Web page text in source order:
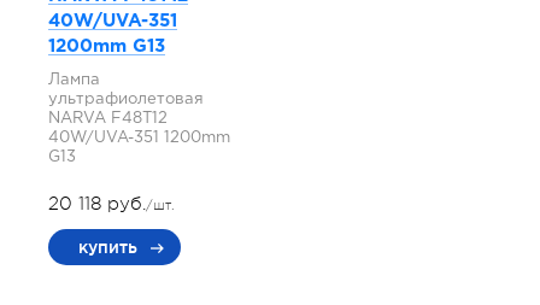
40W/UVA-351
1200mm G13
Лампа
ультрафиолетовая
NARVA F48T12
40W/UVA-351 1200mm
G13
20 118 руб./шт.
купить